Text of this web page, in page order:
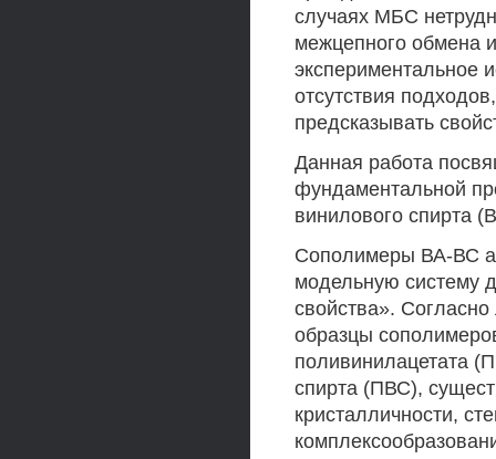
случаях МБС
межцепного обмена
экспериментальное
отсутствия
предсказывать
Данная работа
фундаментальной
винилового спирта
Сополимеры ВА-ВС
модельную систему
свойства».
образцы
поливинилацетата
спирта (ПВС),
кристалличности,